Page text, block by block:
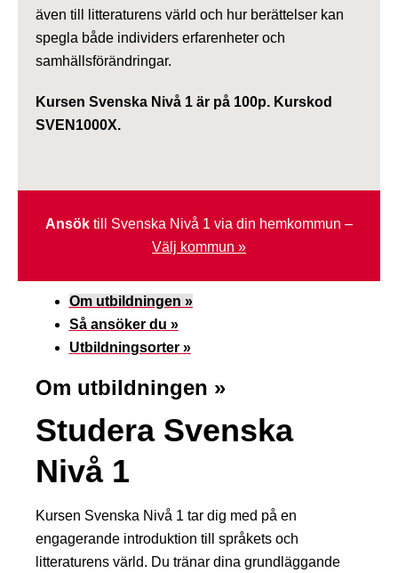
även till litteraturens värld och hur berättelser kan
spegla både individers erfarenheter och
samhällsförändringar.
Kursen Svenska Nivå 1 är på 100p. Kurskod
SVEN1000X.
Ansök till Svenska Nivå 1 via din hemkommun –
Välj kommun »
Om utbildningen »
Så ansöker du »
Utbildningsorter »
Om utbildningen »
Studera Svenska
Nivå 1
Kursen Svenska Nivå 1 tar dig med på en
engagerande introduktion till språkets och
litteraturens värld. Du tränar dina grundläggande